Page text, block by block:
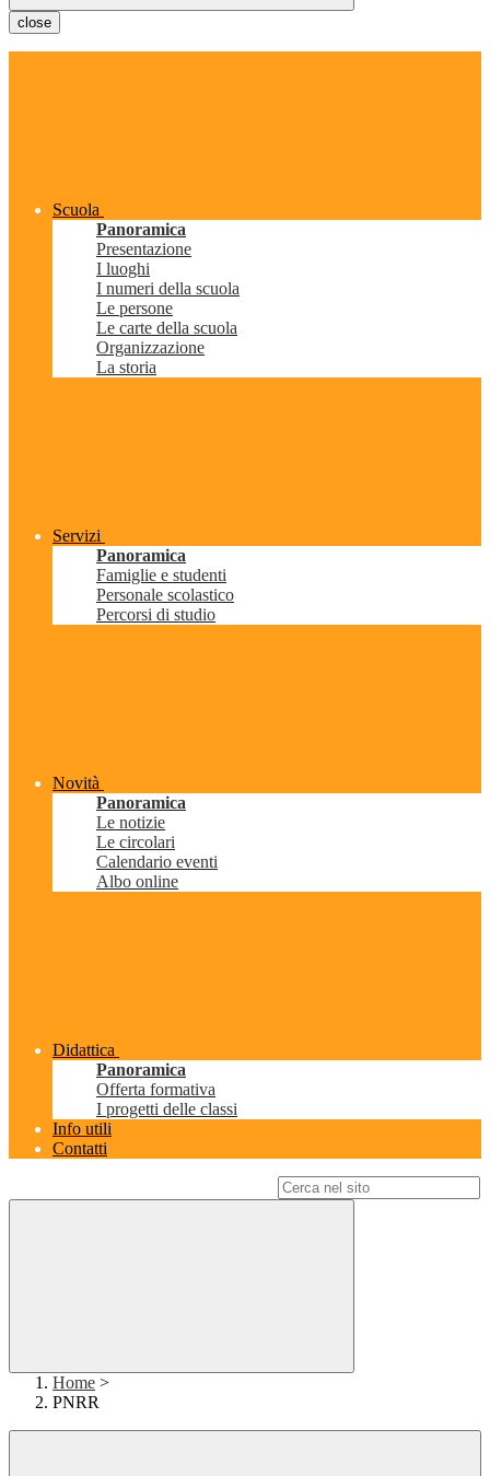
close
Scuola
Panoramica
Presentazione
I luoghi
I numeri della scuola
Le persone
Le carte della scuola
Organizzazione
La storia
Servizi
Panoramica
Famiglie e studenti
Personale scolastico
Percorsi di studio
Novità
Panoramica
Le notizie
Le circolari
Calendario eventi
Albo online
Didattica
Panoramica
Offerta formativa
I progetti delle classi
Info utili
Contatti
Home >
PNRR